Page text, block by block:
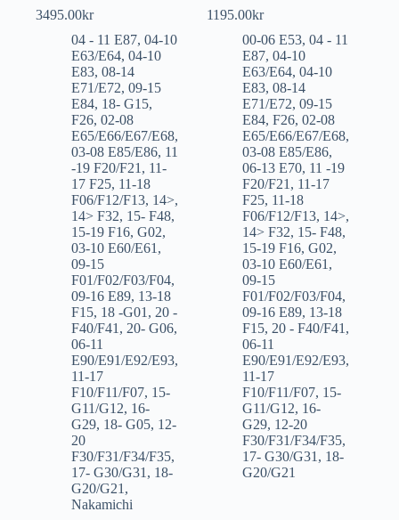
3495.00kr
04 - 11 E87, 04-10
E63/E64, 04-10
E83, 08-14
E71/E72, 09-15
E84, 18- G15,
F26, 02-08
E65/E66/E67/E68,
03-08 E85/E86, 11
-19 F20/F21 , 11-
17 F25, 11-18
F06/F12/F13, 14>,
14> F32, 15- F48,
15-19 F16, G02,
03-10 E60/E61 ,
09-15
F01/F02/F03/F04,
09-16 E89, 13-18
F15, 18 -G01 , 20 -
F40/F41 , 20- G06,
06-11
E90/E91/E92/E93,
11-17
F10/F11/F07, 15-
G11/G12, 16-
G29, 18- G05, 12-
20
F30/F31/F34/F35,
17- G30/G31 , 18-
G20/G21 ,
Nakamichi
1195.00kr
00-06 E53,04 - 11
E87,04-10
E63/E64,04-10
E83,08-14
E71/E72,09-15
E84,F26,02-08
E65/E66/E67/E68,
03-08 E85/E86,
06-13 E70, 11 -19
F20/F21 , 11-17
F25, 11-18
F06/F12/F13, 14>,
14> F32, 15- F48,
15-19 F16,G02,
03-10 E60/E61 ,
09-15
F01/F02/F03/F04,
09-16 E89, 13-18
F15, 20 - F40/F41 ,
06-11
E90/E91/E92/E93,
11-17
F10/F11/F07, 15-
G11/G12, 16-
G29, 12-20
F30/F31/F34/F35,
17- G30/G31 , 18-
G20/G21